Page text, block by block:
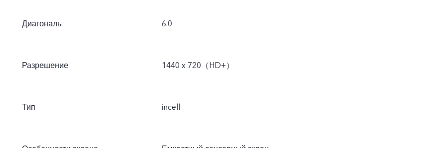
Диагональ 6.0
Разрешение 1440 x 720（HD+）
Тип incell